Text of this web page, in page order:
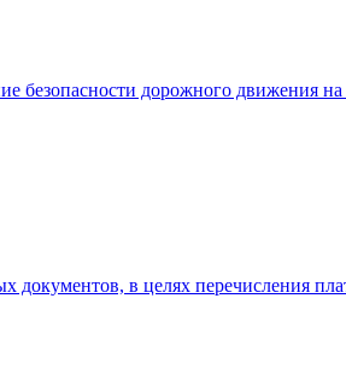
дорожного движения на
документов, в целях перечисления